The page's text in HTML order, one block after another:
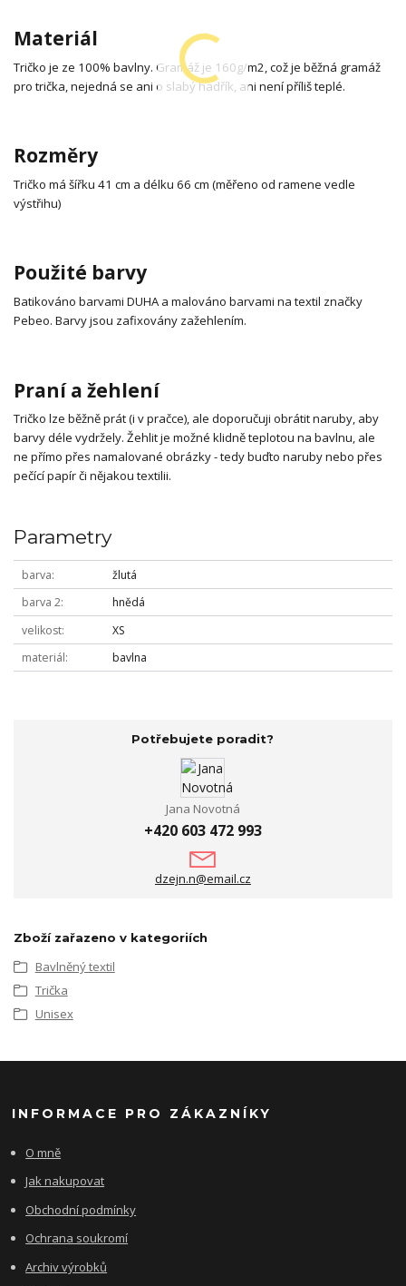
Materiál
Tričko je ze 100% bavlny. Gramáž je 160g/m2, což je běžná gramáž
pro trička, nejedná se ani o slabý hadřík, ani není příliš teplé.
Rozměry
Tričko má šířku 41 cm a délku 66 cm (měřeno od ramene vedle
výstřihu)
Použité barvy
Batikováno barvami DUHA a malováno barvami na textil značky
Pebeo. Barvy jsou zafixovány zažehlením.
Praní a žehlení
Tričko lze běžně prát (i v pračce), ale doporučuji obrátit naruby, aby
barvy déle vydržely. Žehlit je možné klidně teplotou na bavlnu, ale
ne přímo přes namalované obrázky - tedy buďto naruby nebo přes
pečící papír či nějakou textilii.
Parametry
barva
žlutá
barva 2
hnědá
velikost
XS
materiál
bavlna
Potřebujete poradit?
Jana Novotná
+420 603 472 993
dzejn.n@email.cz
Zboží zařazeno v kategoriích
Bavlněný textil
Trička
Unisex
INFORMACE PRO ZÁKAZNÍKY
O mně
Jak nakupovat
Obchodní podmínky
Ochrana soukromí
Archiv výrobků